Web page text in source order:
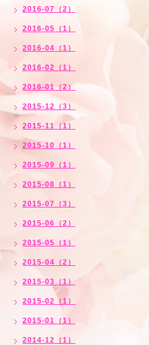
2016-07（2）
2016-05（1）
2016-04（1）
2016-02（1）
2016-01（2）
2015-12（3）
2015-11（1）
2015-10（1）
2015-09（1）
2015-08（1）
2015-07（3）
2015-06（2）
2015-05（1）
2015-04（2）
2015-03（1）
2015-02（1）
2015-01（1）
2014-12（1）